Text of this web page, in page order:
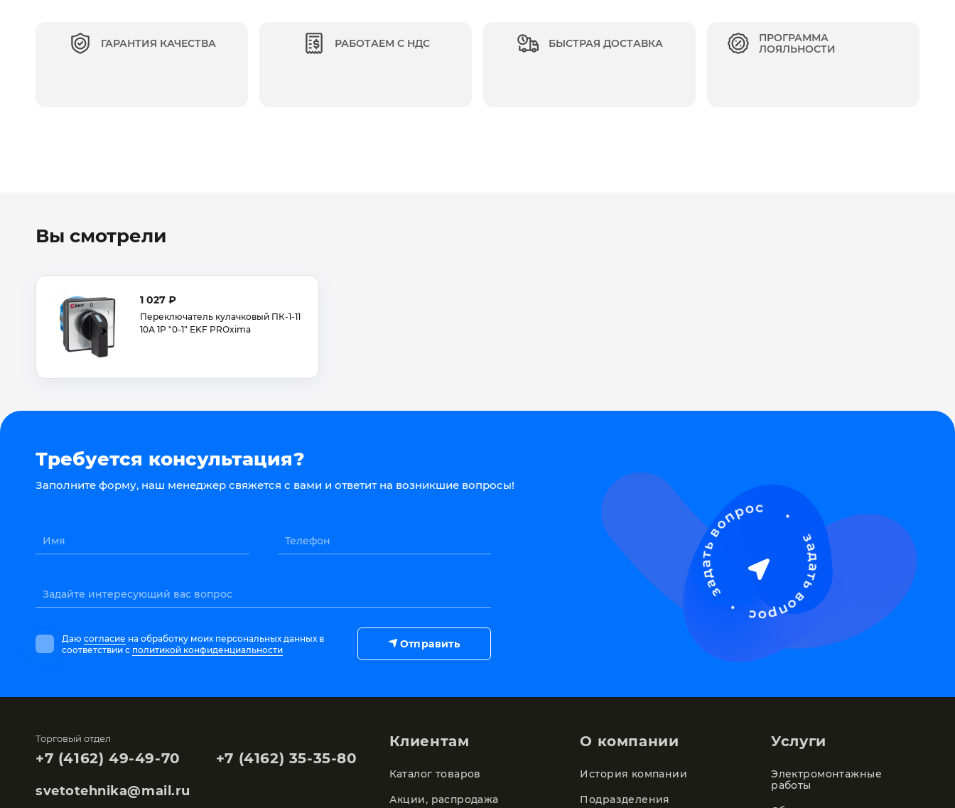
ГАРАНТИЯ КАЧЕСТВА РАБОТАЕМ С НДС БЫСТРАЯ ДОСТАВКА
ПРОГРАММА
ЛОЯЛЬНОСТИ
Вы смотрели
1 027 ₽
Переключатель кулачковый ПК-1-11
10А 1P "0-1" EKF PROxima
Требуется консультация?
Заполните форму, наш менеджер свяжется с вами и ответит на возникшие вопросы!
Имя Телефон
Задайте интересующий вас вопрос
Даю согласие на обработку моих персональных данных в
соответствии с политикой конфиденциальности Отправить
Торговый отдел
+7 (4162) 49-49-70 +7 (4162) 35-35-80
svetotehnika@mail.ru
Клиентам
Каталог товаров
Акции, распродажа
О компании
История компании
Подразделения
Услуги
Электромонтажные
работы